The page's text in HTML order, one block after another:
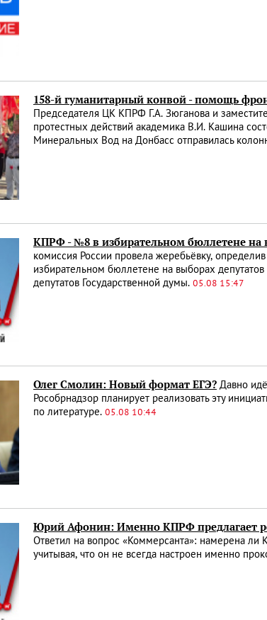
158-й гуманитарный конвой - помощь
Председателя ЦК КПРФ Г.А. Зюганова и
протестных действий академика В.И. Кашина
Минеральных Вод на Донбасс отправилась
КПРФ - №8 в избирательном бюллетене на
комиссия России провела жеребьёвку,
избирательном бюллетене на выборах
депутатов Государственной думы. 05.08 15:47
Олег Смолин: Новый формат ЕГЭ? Давно
Рособрнадзор планирует реализовать эту
по литературе. 05.08 10:44
Юрий Афонин: Именно КПРФ предлагает
Ответил на вопрос «Коммерсанта»: намерена ли
учитывая, что он не всегда настроен именно